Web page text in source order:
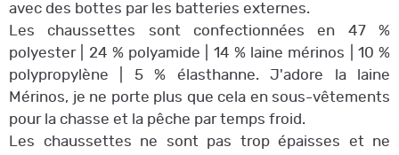
avec des bottes par les batteries externes.
Les chaussettes sont confectionnées en 47 %
polyester | 24 % polyamide | 14 % laine mérinos | 10 %
polypropylène | 5 % élasthanne. J'adore la laine
Mérinos, je ne porte plus que cela en sous-vêtements
pour la chasse et la pêche par temps froid.
Les chaussettes ne sont pas trop épaisses et ne